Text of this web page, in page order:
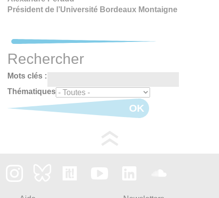
Président de l’Université Bordeaux Montaigne
Rechercher
Mots clés :
Thématiques
OK